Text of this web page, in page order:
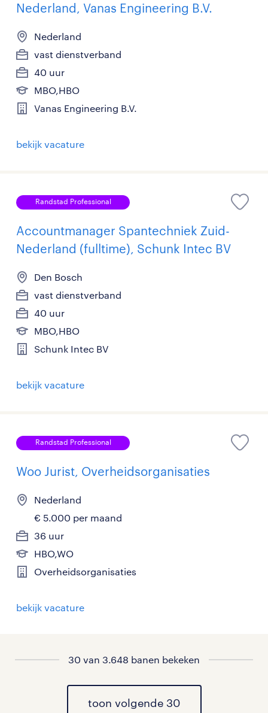
Nederland, Vanas Engineering B.V.
Nederland
vast dienstverband
40 uur
MBO,HBO
Vanas Engineering B.V.
bekijk vacature
Randstad Professional
Accountmanager Spantechniek Zuid-
Nederland (fulltime), Schunk Intec BV
Den Bosch
vast dienstverband
40 uur
MBO,HBO
Schunk Intec BV
bekijk vacature
Randstad Professional
Woo Jurist, Overheidsorganisaties
Nederland
€ 5.000 per maand
36 uur
HBO,WO
Overheidsorganisaties
bekijk vacature
30 van 3.648 banen bekeken
toon volgende 30